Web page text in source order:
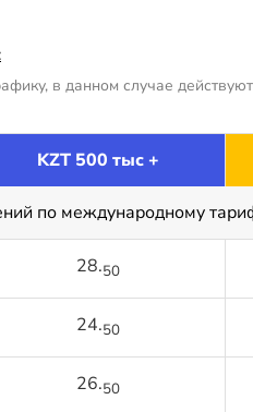
в данном случае
KZT 500 тыс +
по международному
28.50
24.50
26.50